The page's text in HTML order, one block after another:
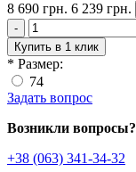
8 690 грн. 6 239 грн.
-
Купить в 1 клик
* Размер:
74
Задать вопрос
Возникли вопросы?
+38 (063) 341-34-32